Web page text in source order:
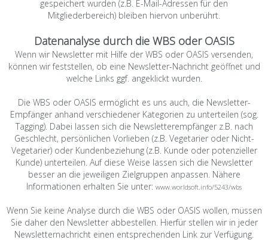
gespeichert wurden (z.B. E-Mail-Adressen für den
Mitgliederbereich) bleiben hiervon unberührt.
Datenanalyse durch die WBS oder OASIS
Wenn wir Newsletter mit Hilfe der WBS oder OASIS versenden,
können wir feststellen, ob eine Newsletter-Nachricht geöffnet und
welche Links ggf. angeklickt wurden.
Die WBS oder OASIS ermöglicht es uns auch, die Newsletter-
Empfänger anhand verschiedener Kategorien zu unterteilen (sog.
Tagging). Dabei lassen sich die Newsletterempfänger z.B. nach
Geschlecht, persönlichen Vorlieben (z.B. Vegetarier oder Nicht-
Vegetarier) oder Kundenbeziehung (z.B. Kunde oder potenzieller
Kunde) unterteilen. Auf diese Weise lassen sich die Newsletter
besser an die jeweiligen Zielgruppen anpassen. Nähere
Informationen erhalten Sie unter: www.worldsoft.info/5243/wbs
Wenn Sie keine Analyse durch die WBS oder OASIS wollen, müssen
Sie daher den Newsletter abbestellen. Hierfür stellen wir in jeder
Newsletternachricht einen entsprechenden Link zur Verfügung.